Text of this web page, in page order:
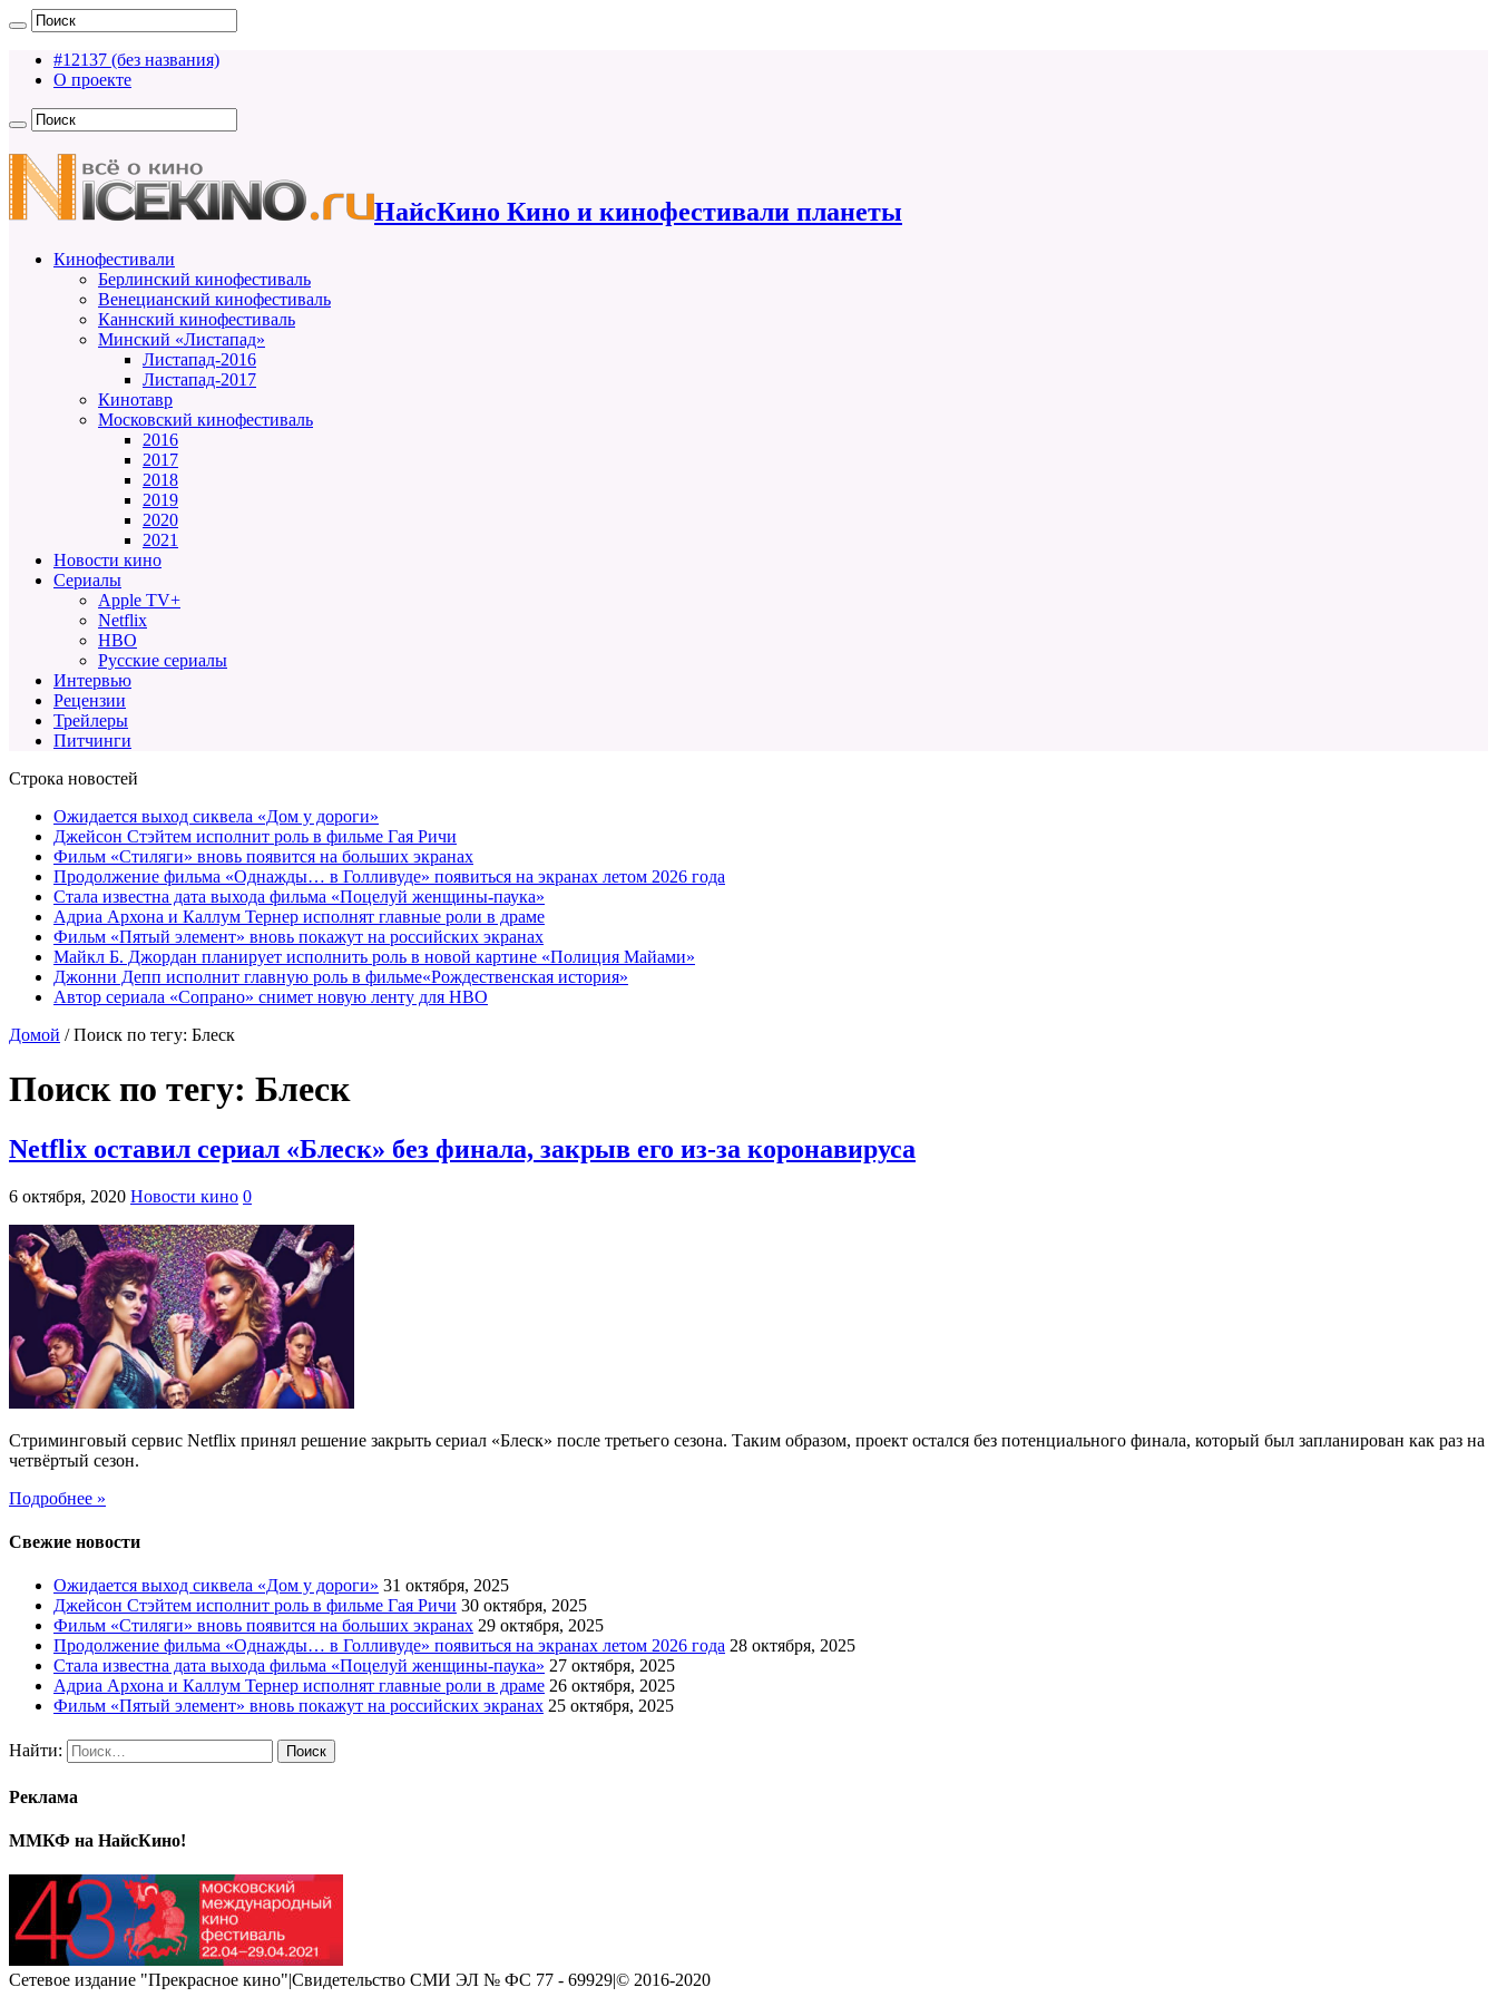
#12137 (без названия)
О проекте
НайсКино Кино и кинофестивали планеты
Кинофестивали
Берлинский кинофестиваль
Венецианский кинофестиваль
Каннский кинофестиваль
Минский «Листапад»
Листапад-2016
Листапад-2017
Кинотавр
Московский кинофестиваль
2016
2017
2018
2019
2020
2021
Новости кино
Сериалы
Apple TV+
Netflix
HBO
Русские сериалы
Интервью
Рецензии
Трейлеры
Питчинги
Строка новостей
Ожидается выход сиквела «Дом у дороги»
Джейсон Стэйтем исполнит роль в фильме Гая Ричи
Фильм «Стиляги» вновь появится на больших экранах
Продолжение фильма «Однажды… в Голливуде» появиться на экранах летом 2026 года
Стала известна дата выхода фильма «Поцелуй женщины-паука»
Адриа Архона и Каллум Тернер исполнят главные роли в драме
Фильм «Пятый элемент» вновь покажут на российских экранах
Майкл Б. Джордан планирует исполнить роль в новой картине «Полиция Майами»
Джонни Депп исполнит главную роль в фильме«Рождественская история»
Автор сериала «Сопрано» снимет новую ленту для HBO
Домой / Поиск по тегу: Блеск
Поиск по тегу: Блеск
Netflix оставил сериал «Блеск» без финала, закрыв его из-за коронавируса
6 октября, 2020 Новости кино 0
Стриминговый сервис Netflix принял решение закрыть сериал «Блеск» после третьего сезона. Таким образом, проект остался без потенциального финала, который был запланирован как раз на
четвёртый сезон.
Подробнее »
Свежие новости
Ожидается выход сиквела «Дом у дороги» 31 октября, 2025
Джейсон Стэйтем исполнит роль в фильме Гая Ричи 30 октября, 2025
Фильм «Стиляги» вновь появится на больших экранах 29 октября, 2025
Продолжение фильма «Однажды… в Голливуде» появиться на экранах летом 2026 года 28 октября, 2025
Стала известна дата выхода фильма «Поцелуй женщины-паука» 27 октября, 2025
Адриа Архона и Каллум Тернер исполнят главные роли в драме 26 октября, 2025
Фильм «Пятый элемент» вновь покажут на российских экранах 25 октября, 2025
Найти:
Реклама
ММКФ на НайсКино!
Сетевое издание "Прекрасное кино"|Свидетельство СМИ ЭЛ № ФС 77 - 69929|© 2016-2020